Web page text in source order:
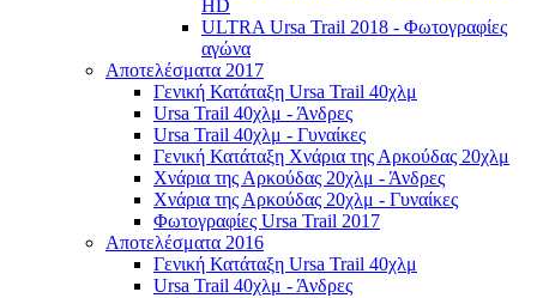
HD
ULTRA Ursa Trail 2018 - Φωτογραφίες
αγώνα
Αποτελέσματα 2017
Γενική Κατάταξη Ursa Trail 40χλμ
Ursa Trail 40χλμ - Άνδρες
Ursa Trail 40χλμ - Γυναίκες
Γενική Κατάταξη Χνάρια της Αρκούδας 20χλμ
Χνάρια της Αρκούδας 20χλμ - Άνδρες
Χνάρια της Αρκούδας 20χλμ - Γυναίκες
Φωτογραφίες Ursa Trail 2017
Αποτελέσματα 2016
Γενική Κατάταξη Ursa Trail 40χλμ
Ursa Trail 40χλμ - Άνδρες